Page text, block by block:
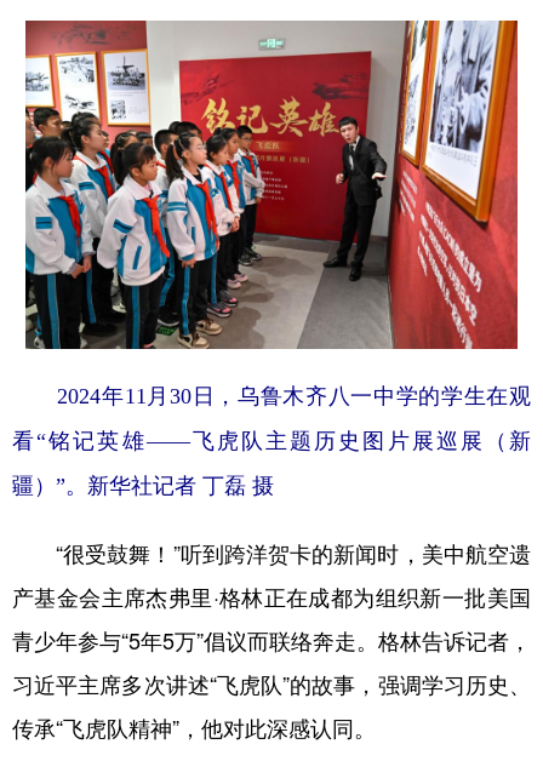
2024年11月30日，乌鲁木齐八一中学的学生在观
看“铭记英雄——飞虎队主题历史图片展巡展（新
疆）”。新华社记者 丁磊 摄
“很受鼓舞！”听到跨洋贺卡的新闻时，美中航空遗
产基金会主席杰弗里·格林正在成都为组织新一批美国
青少年参与“5年5万”倡议而联络奔走。格林告诉记者，
习近平主席多次讲述“飞虎队”的故事，强调学习历史、
传承“飞虎队精神”，他对此深感认同。